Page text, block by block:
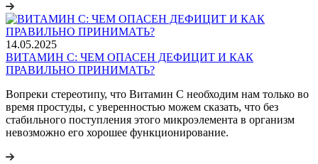
14.05.2025
ВИТАМИН С: ЧЕМ ОПАСЕН ДЕФИЦИТ И КАК
ПРАВИЛЬНО ПРИНИМАТЬ?
Вопреки стереотипу, что Витамин С необходим нам только во
время простуды, с уверенностью можем сказать, что без
стабильного поступления этого микроэлемента в организм
невозможно его хорошее функционирование.